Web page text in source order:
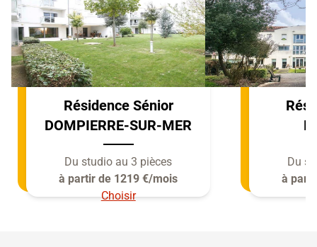
Résidence Sénior
DOMPIERRE-SUR-MER
Du studio au 3 pièces
à partir de 1219 €/mois
Choisir
Du
à